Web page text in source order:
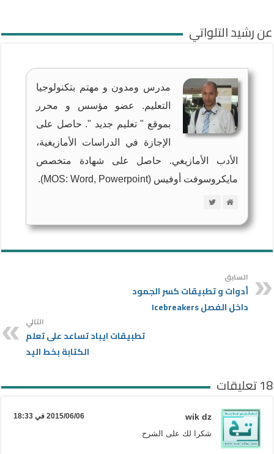
عن رشيد التلواتي
مدرس ومدون و مهتم بتكنولوجيا
التعليم. عضو مؤسس و محرر
بموقع " تعليم جديد ". حاصل على
الإجازة في الدراسات الأمازيغية،
الأدب الأمازيغي. حاصل على شهادة متخصص
مايكروسوفت أوفيس (MOS: Word, Powerpoint).
السابق
أدوات و تطبيقات كسر الجمود
داخل الفصل Icebreakers
التالي
تطبيقات ايباد تساعد على تعلم
الكتابة بخط اليد
18 تعليقات
wik dz 2015/06/06 في 18:33
شكرا لك على الشرح